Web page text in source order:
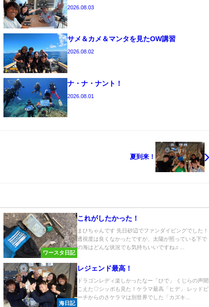
2026.08.03
サメ＆カメ＆マンタを見たOW講習
2026.08.02
ナ・ナ・ナント！
2026.08.01
夏到来！
ワースタ日記
これがしたかった！
まひちゃんです 先日砂辺でファンダイビングでした！
透視度は良くなかったですが、太陽が照っている下で
の海はどんな状況でも気持ちいいですね♫ ...
海日記
レジェンド最高！
ドラゴンレディ楽しかったなー「ひで」 くじらの声聞
こえた♡シッポも見た！ケラマ最高「ヒデ」 レッドビ
ーチからのさケラマは別世界でした「カズキ...